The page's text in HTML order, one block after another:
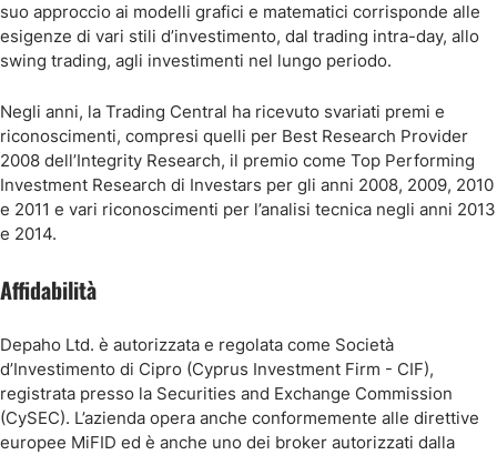
suo approccio ai modelli grafici e matematici corrisponde alle
esigenze di vari stili d’investimento, dal trading intra-day, allo
swing trading, agli investimenti nel lungo periodo.
Negli anni, la Trading Central ha ricevuto svariati premi e
riconoscimenti, compresi quelli per Best Research Provider
2008 dell’Integrity Research, il premio come Top Performing
Investment Research di Investars per gli anni 2008, 2009, 2010
e 2011 e vari riconoscimenti per l’analisi tecnica negli anni 2013
e 2014.
Affidabilità
Depaho Ltd. è autorizzata e regolata come Società
d’Investimento di Cipro (Cyprus Investment Firm - CIF),
registrata presso la Securities and Exchange Commission
(CySEC). L’azienda opera anche conformemente alle direttive
europee MiFID ed è anche uno dei broker autorizzati dalla